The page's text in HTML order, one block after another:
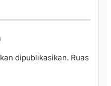
dipublikasikan. Ruas